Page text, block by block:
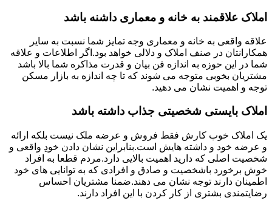
املاک علاقمند به خانه و معماری داشنه باشد
علاقه واقعی به خانه و معماری وجه تمایز شما نسبت به سایر
همکارانتان در صنف املاک و دلالی خواهد بود.اگر اطلاعات و علاقه
شما در این حوزه به اندازه فن بیان و قدرت مذاکره شما بالا باشد
مشتریان بخوبی متوجه می شوند که تا چه اندازه به بازار مسکن
توجه و اهمیت نشان می دهید.
املاک بایستی شخصیتی جذاب داشته باشد
یک املاک خوب کارش فقط فروش و عرضه ملک نیست بلکه ارائه
و عرضه خود و داشته هایش است.بنابراین نشان دادن خودِ واقعی و
شخصیت اصلی که دارید اهمیت بالایی دارد.مردم قطعا به افراد
خوش برخورد باشخصیت و صادق و افرادی که به توانایی های خود
اطمینان دارند توجه نشان می دهند.ضمنا مشتریان احساس
رضایتمندی بشتری از کار کردن با این افراد دارند.